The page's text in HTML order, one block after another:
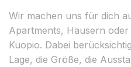
Wir machen uns für dich
Apartments, Häusern
Kuopio. Dabei
Lage, die Größe, die